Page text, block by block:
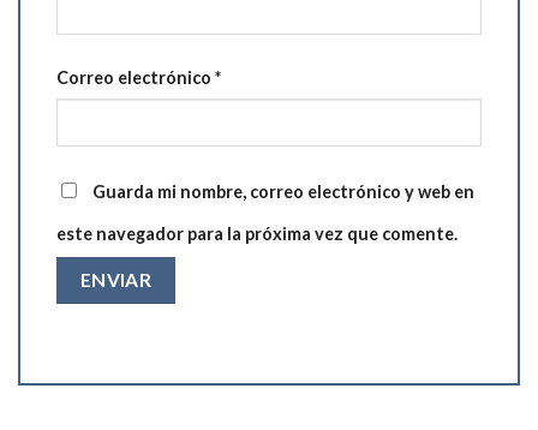
Correo electrónico *
Guarda mi nombre, correo electrónico y web en
este navegador para la próxima vez que comente.